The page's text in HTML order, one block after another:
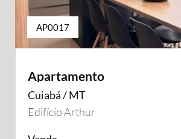
AP0017
Apartamento
Cuiabá / MT
Edifício Arthur